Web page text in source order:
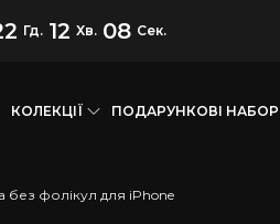
Гд. 12 Хв. 08 Сек.
КОЛЕКЦІЇ ПОДАРУНКОВІ
без фолікул для iPhone